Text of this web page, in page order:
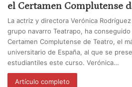
el Certamen Complutense
La actriz y directora Verónica
grupo navarro Teatrapo, ha
Certamen Complutense de Teatro, el
universitario de España, al que se
estudiantiles este curso. Verónica…
Artículo completo